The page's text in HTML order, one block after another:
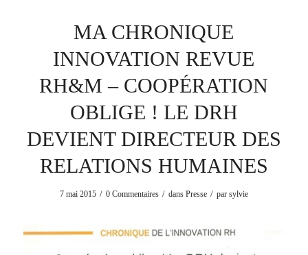
MA CHRONIQUE
INNOVATION REVUE
RH&M – COOPÉRATION
OBLIGE ! LE DRH
DEVIENT DIRECTEUR DES
RELATIONS HUMAINES
7 mai 2015 / 0 Commentaires / dans Presse / par sylvie